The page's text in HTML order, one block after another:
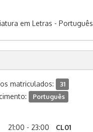
em Letras - Português
matriculados: 31
Português
21:00 - 23:00
CL01